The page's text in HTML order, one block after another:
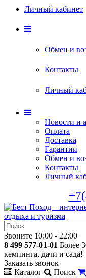
Личный кабинет
Обмен и
Контакты
Личный
Новости и
Оплата
Доставка
Гарантии
Обмен и
Контакты
Личный
Звоните 10:00 - 22:00
8 499 577-01-01 Более
кемпинга, дачи и сада!
Заказать звонок
Каталог
Поиск